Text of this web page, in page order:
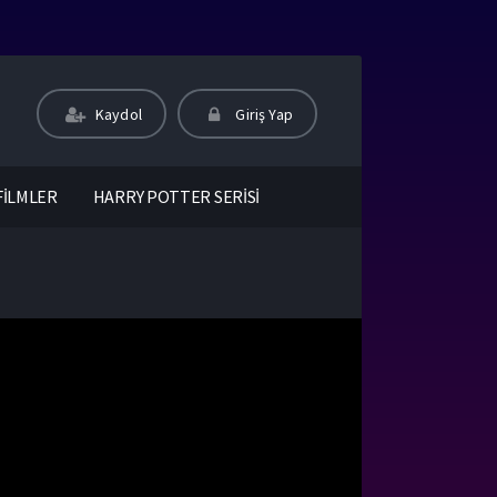
Kaydol Giriş Yap
HARRY POTTER SERİSİ